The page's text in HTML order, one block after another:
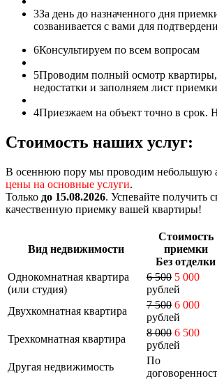
3За день до назначенного дня
созванивается с вами для
6Консультируем по всем вопросам
5Проводим полный осмотр
недостатки и заполняем лист приемки
4Приезжаем на объект точно в срок.
Стоимость наших услуг:
В осеннюю пору мы проводим небольшую
цены на основные услуги.
Только до 15.08.2026. Успевайте получить
качественную приемку вашей квартиры!
Вид недвижимости
Стоимость
приемки
Без отделки
Однокомнатная квартира
(или студия)
6 500 5 000
рублей
Двухкомнатная квартира
7 500 6 000
рублей
Трехкомнатная квартира
8 000 6 500
рублей
Другая недвижимость
По